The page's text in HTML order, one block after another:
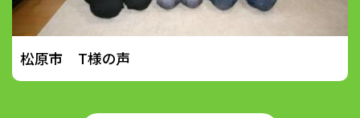
松原市 T様の声